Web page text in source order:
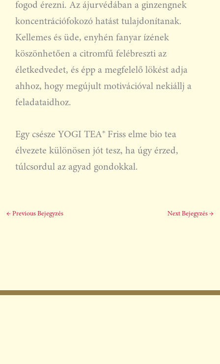
fogod érezni. Az ájurvédában a ginzengnek
koncentrációfokozó hatást tulajdonítanak.
Kellemes és üde, enyhén fanyar ízének
köszönhetően a citromfű felébreszti az
életkedvedet, és épp a megfelelő lökést adja
ahhoz, hogy megújult motivációval nekiállj a
feladataidhoz.
Egy csésze YOGI TEA® Friss elme bio tea
élvezete különösen jót tesz, ha úgy érzed,
túlcsordul az agyad gondokkal.
←Previous Bejegyzés Next Bejegyzés→